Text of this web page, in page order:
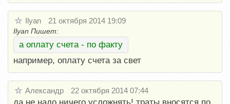
Ilyan 21 октября 2014 19:09
Ilyan Пишет:
а оплату счета - по факту
например, оплату счета за свет
Александр 22 октября 2014 07:44